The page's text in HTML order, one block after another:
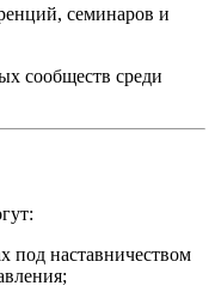
семинаров и
сообществ среди
под наставничеством